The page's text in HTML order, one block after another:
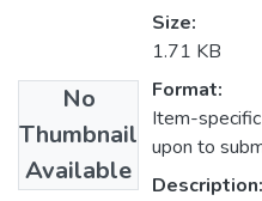
No
Thumbnail
Available
Size:
1.71 KB
Format:
Item-
upon to
Description: